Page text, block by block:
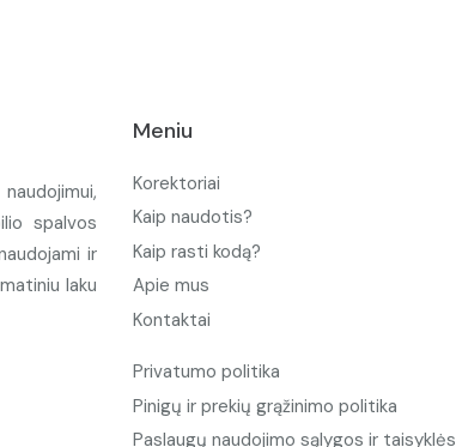
spalvos
ir
laku
Meniu
Korektoriai
Kaip naudotis?
Kaip rasti kodą?
Apie mus
Kontaktai
Privatumo politika
Pinigų ir prekių grąžinimo politika
Paslaugų naudojimo sąlygos ir taisyklės